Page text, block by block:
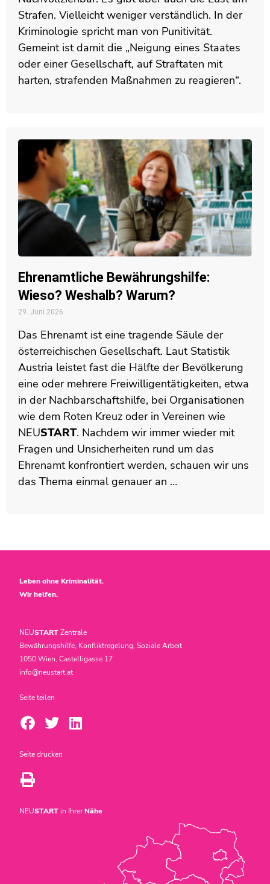
Strafen. Vielleicht weniger verständlich. In der
Kriminologie spricht man von Punitivität.
Gemeint ist damit die „Neigung eines Staates
oder einer Gesellschaft, auf Straftaten mit
harten, strafenden Maßnahmen zu reagieren“.
Ehrenamtliche Bewährungshilfe:
Wieso? Weshalb? Warum?
29. Juni 2026
Das Ehrenamt ist eine tragende Säule der
österreichischen Gesellschaft. Laut Statistik
Austria leistet fast die Hälfte der Bevölkerung
eine oder mehrere Freiwilligentätigkeiten, etwa
in der Nachbarschaftshilfe, bei Organisationen
wie dem Roten Kreuz oder in Vereinen wie
NEUSTART. Nachdem wir immer wieder mit
Fragen und Unsicherheiten rund um das
Ehrenamt konfrontiert werden, schauen wir uns
das Thema einmal genauer an …
Leben ohne Kriminalität.
Wir helfen.
NEUSTARTZentrale
Bewährungshilfe, Konfliktregelung, Soziale Arbeit
1050 Wien, Castelligasse 17
info@neustart.at
Seite teilen
Seite drucken
NEUSTARTin IhrerNähe